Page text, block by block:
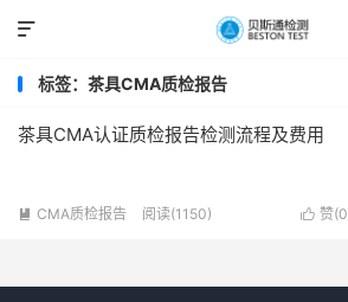

标签：茶具CMA质检报告
茶具CMA认证质检报告检测流程及费用
 赞(0
 CMA质检报告 阅读(1150)